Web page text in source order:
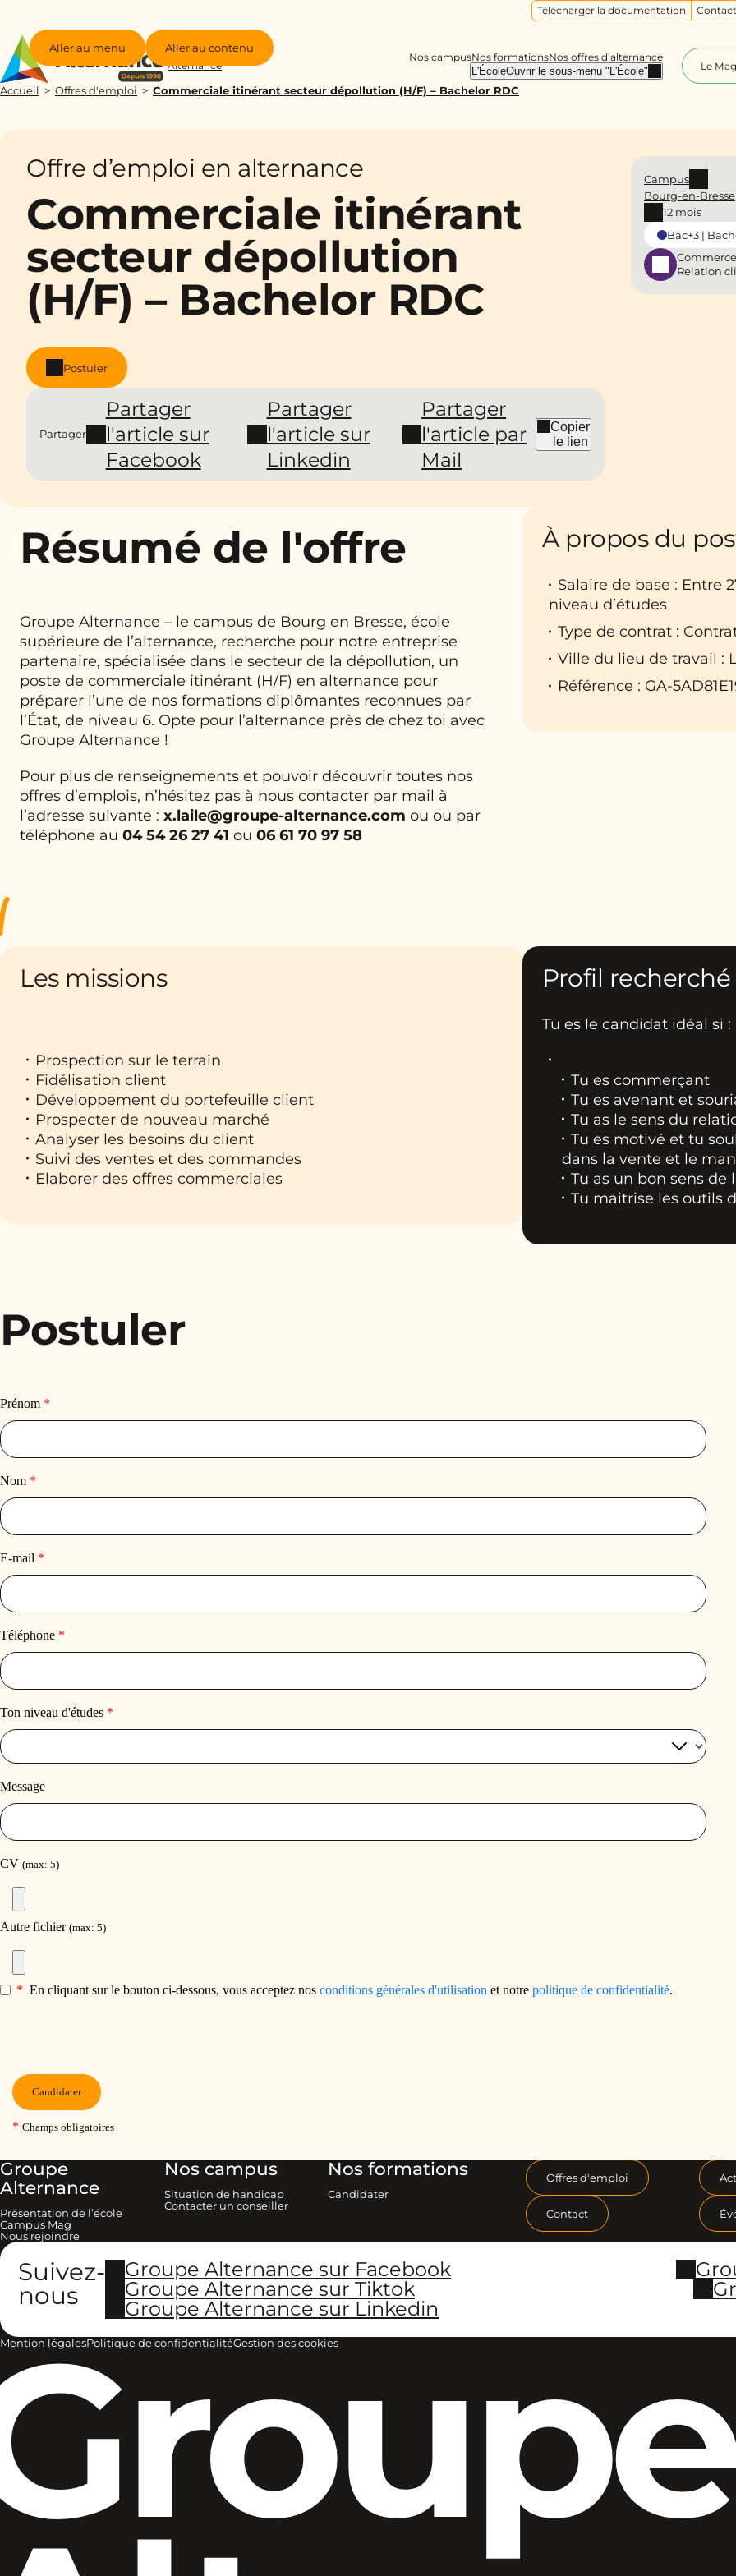
Aller au menu Aller au contenu
Groupe
Alternance
Nos campusNos formationsNos offres d’alternance
L'ÉcoleOuvrir le sous-menu "L'École" Le
Télécharger la documentation
Accueil Offres d'emploi Commerciale itinérant secteur dépollution (H/F) – Bachelor RDC
Offre d’emploi en alternance
Commerciale itinérant
secteur dépollution
(H/F) – Bachelor RDC
Postuler
Partager
Partager
l'article sur
Facebook
Partager
l'article sur
Linkedin
Partager
l'article par
Mail
Copier
le lien
Campus
Bourg-en-Bresse
12 mois
Bac+3 |
Relation
Résumé de l'offre
Groupe Alternance – le campus de Bourg en Bresse, école
supérieure de l’alternance, recherche pour notre entreprise
partenaire, spécialisée dans le secteur de la dépollution, un
poste de commerciale itinérant (H/F) en alternance pour
préparer l’une de nos formations diplômantes reconnues par
l’État, de niveau 6. Opte pour l’alternance près de chez toi avec
Groupe Alternance !
Pour plus de renseignements et pouvoir découvrir toutes nos
offres d’emplois, n’hésitez pas à nous contacter par mail à
l’adresse suivante : x.laile@groupe-alternance.com ou ou par
téléphone au 04 54 26 27 41 ou 06 61 70 97 58
À propos du
Salaire de base : Entre
niveau d’études
Type de contrat :
Ville du lieu de travail :
Référence : GA-
Les missions
Prospection sur le terrain
Fidélisation client
Développement du portefeuille client
Prospecter de nouveau marché
Analyser les besoins du client
Suivi des ventes et des commandes
Elaborer des offres commerciales
Profil recherché
Tu es le candidat idéal si :
Tu es commerçant
Tu es avenant et
Tu as le sens du
Tu es motivé et tu
dans la vente et le
Tu as un bon sens de
Tu maitrise les outils
Postuler
Groupe
Alternance
Présentation de l’école
Campus Mag
Nous rejoindre
Nos campus
Situation de handicap
Contacter un conseiller
Nos formations
Candidater
Offres d'emploi
Contact
Suivez-
nous
Groupe Alternance sur Facebook
Groupe Alternance sur Tiktok
Groupe Alternance sur Linkedin
Mention légalesPolitique de confidentialitéGestion des cookies